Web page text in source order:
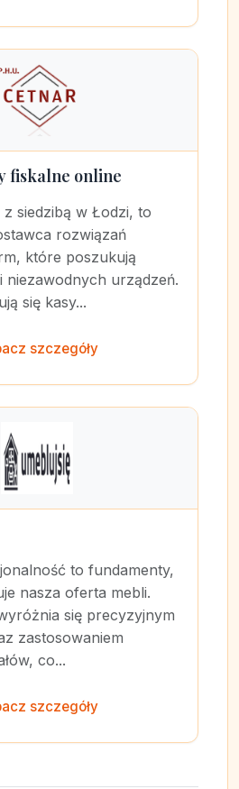
fiskalne online
z siedzibą w Łodzi, to
rozwiązań
które poszukują
niezawodnych urządzeń.
się kasy...
szczegóły
to fundamenty,
nasza oferta mebli.
się precyzyjnym
zastosowaniem
co...
szczegóły